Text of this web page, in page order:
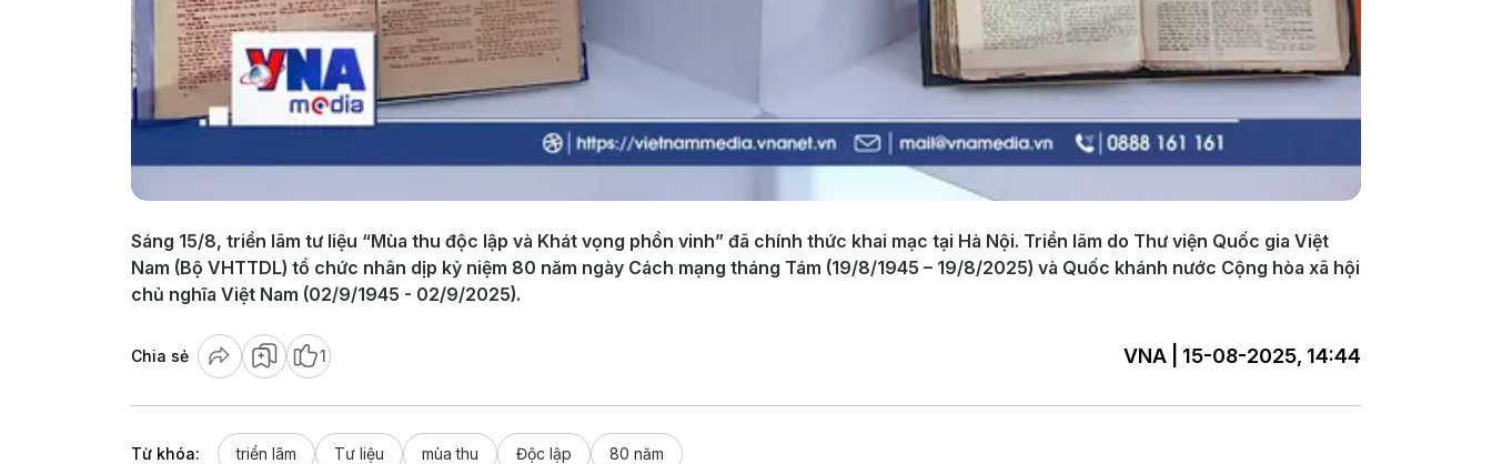
Sáng 15/8, triển lãm tư liệu “Mùa thu độc lập và Khát vọng phồn vinh” đã chính thức khai mạc tại Hà Nội. Triển lãm do Thư viện Quốc gia Việt
Nam (Bộ VHTTDL) tổ chức nhân dịp kỷ niệm 80 năm ngày Cách mạng tháng Tám (19/8/1945 – 19/8/2025) và Quốc khánh nước Cộng hòa xã hội
chủ nghĩa Việt Nam (02/9/1945 - 02/9/2025).
Chia sẻ 1 VNA | 15-08-2025, 14:44
Từ khóa: triển lãm Tư liệu mùa thu Độc lập 80 năm